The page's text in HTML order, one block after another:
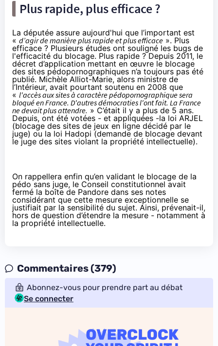
Plus rapide, plus efficace ?
La députée assure aujourd'hui que l’important est
« d’agir de manière plus rapide et plus efficace ». Plus
efficace ? Plusieurs études ont souligné les bugs de
l'efficacité du blocage. Plus rapide ? Depuis 2011, le
décret d’application mettant en œuvre le blocage
des sites pédopornographiques n’a toujours pas été
publié. Michèle Alliot-Marie, alors ministre de
l’Intérieur, avait pourtant soutenu en 2008 que
« l'accès aux sites à caractère pédopornographique sera
bloqué en France. D'autres démocraties l'ont fait. La France
ne devait plus attendre. » C’était il y a plus de 5 ans.
Depuis, ont été votées - et appliquées -la loi ARJEL
(blocage des sites de jeux en ligne décidé par le
juge) ou la loi Hadopi (demande de blocage devant
le juge des sites violant la propriété intellectuelle).
On rappellera enfin qu’en validant le blocage de la
pédo sans juge, le Conseil constitutionnel avait
fermé la boîte de Pandore dans ses notes
considérant que cette mesure exceptionnelle se
justifiait par la sensibilité du sujet. Ainsi, prévenait-il,
hors de question d’étendre la mesure - notamment à
la propriété intellectuelle.
Commentaires (379)
Abonnez-vous pour prendre part au débat
Se connecter